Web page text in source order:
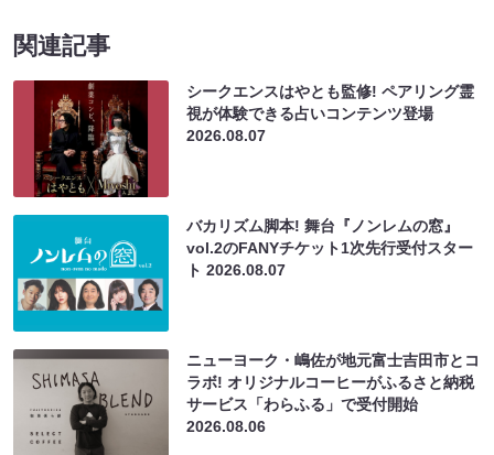
関連記事
シークエンスはやとも監修! ペアリング霊
視が体験できる占いコンテンツ登場
2026.08.07
バカリズム脚本! 舞台『ノンレムの窓』
vol.2のFANYチケット1次先行受付スター
ト2026.08.07
ニューヨーク・嶋佐が地元富士吉田市とコ
ラボ! オリジナルコーヒーがふるさと納税
サービス「わらふる」で受付開始
2026.08.06